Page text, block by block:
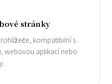
stránky
kompatibilní s
webovou aplikací nebo